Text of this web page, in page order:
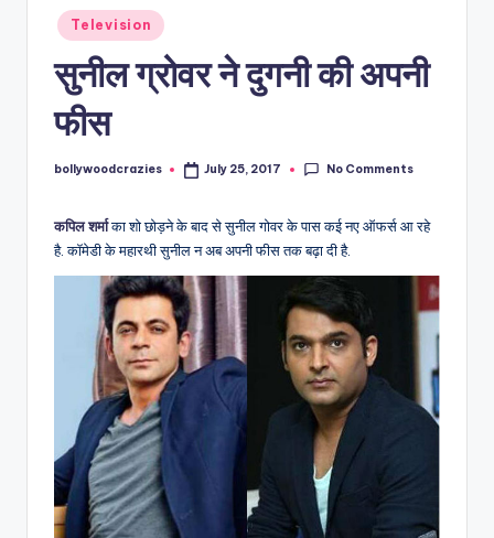
Posted
in
Television
सुनील ग्रोवर ने दुगनी की अपनी
फीस
Posted
bollywoodcrazies July 25, 2017 No Comments
कपिल शर्माका शो छोड़ने के बाद से सुनील गोवर के पास कई नए ऑफर्स आ रहे
है. कॉमेडी के महारथी सुनील न अब अपनी फीस तक बढ़ा दी है.